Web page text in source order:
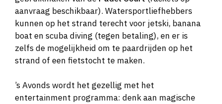
aanvraag beschikbaar). Watersportliefhebbers
kunnen op het strand terecht voor jetski, banana
boat en scuba diving (tegen betaling), en er is
zelfs de mogelijkheid om te paardrijden op het
strand of een fietstocht te maken.
’s Avonds wordt het gezellig met het
entertainment programma: denk aan magische